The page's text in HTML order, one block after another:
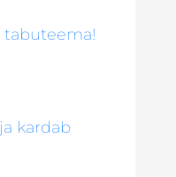
tabuteema!
kardab